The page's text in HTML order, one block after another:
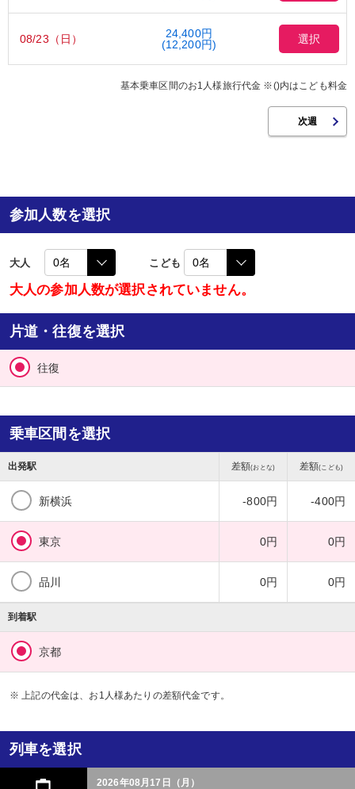
08/23（日）
24,400円
(12,200円)
選択
基本乗車区間のお1人様旅行代金 ※()内はこども料金
参加人数を選択
大人 こども
大人の参加人数が選択されていません。
片道・往復を選択
往復
乗車区間を選択
出発駅 差額(おとな) 差額(こども)
新横浜 -800円 -400円
東京 0円 0円
品川 0円 0円
到着駅
京都
※ 上記の代金は、お1人様あたりの差額代金です。
列車を選択
2026年08月17日（月）